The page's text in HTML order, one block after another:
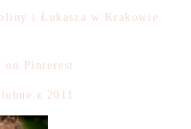
i Łukasza w Krakowie
z 2011